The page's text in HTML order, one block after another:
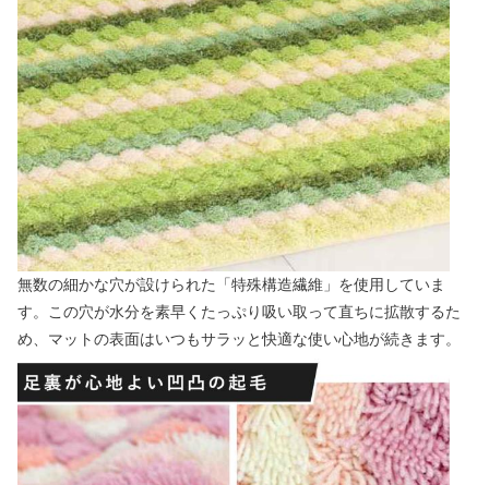
無数の細かな穴が設けられた「特殊構造繊維」を使用していま
す。この穴が水分を素早くたっぷり吸い取って直ちに拡散するた
め、マットの表面はいつもサラッと快適な使い心地が続きます。